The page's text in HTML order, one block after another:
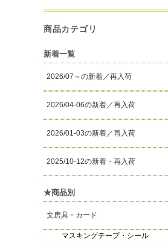
商品カテゴリ
新着一覧
2026/07～の新着／再入荷
2026/04-06の新着／再入荷
2026/01-03の新着／再入荷
2025/10-12の新着・再入荷
★商品別
文房具・カード
マスキングテープ・シール